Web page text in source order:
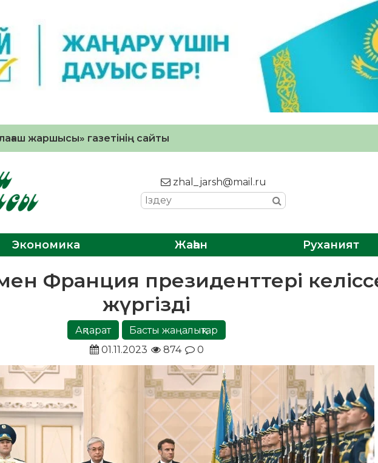
жаршысы» газетінің сайты
zhal_jarsh@mail.ru
Экономика Жаһан Руханият
мен Франция президенттері
жүргізді
Ақпарат
Басты жаңалықтар
01.11.2023
874 0